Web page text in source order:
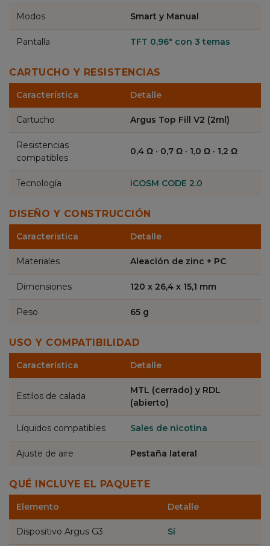
Modos Smart y Manual
Pantalla TFT 0,96" con 3 temas
CARTUCHO Y RESISTENCIAS
Característica Detalle
Cartucho Argus Top Fill V2 (2ml)
Resistencias
compatibles
0,4 Ω · 0,7 Ω · 1,0 Ω · 1,2 Ω
Tecnología iCOSM CODE 2.0
DISEÑO Y CONSTRUCCIÓN
Característica Detalle
Materiales Aleación de zinc + PC
Dimensiones 120 x 26,4 x 15,1 mm
Peso 65 g
USO Y COMPATIBILIDAD
Característica Detalle
Estilos de calada
MTL (cerrado) y RDL
(abierto)
Líquidos compatibles Sales de nicotina
Ajuste de aire Pestaña lateral
QUÉ INCLUYE EL PAQUETE
Elemento Detalle
Dispositivo Argus G3 Sí